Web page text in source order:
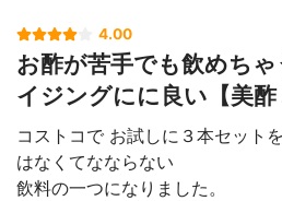
4.00
お酢が苦手でも飲めち
イジングにに良い【美酢
コストコで お試しに３本セット
はなくてなならない
飲料の一つになりました。